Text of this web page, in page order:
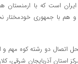
ایران است که با
و هم با جمهوری خودمختار
اتصال دو رشته کوه مهم و
استان آذربایجان شرقی،